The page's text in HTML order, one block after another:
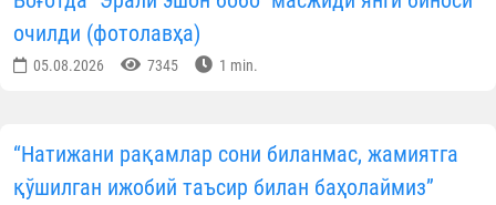
Ўзбекистон мусулмонлари